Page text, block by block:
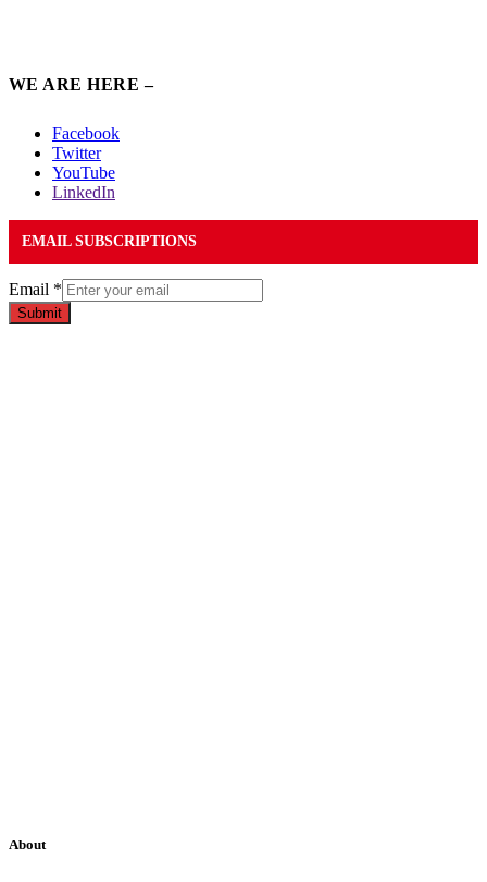
WE ARE HERE –
Facebook
Twitter
YouTube
LinkedIn
EMAIL SUBSCRIPTIONS
Email *
Submit
About